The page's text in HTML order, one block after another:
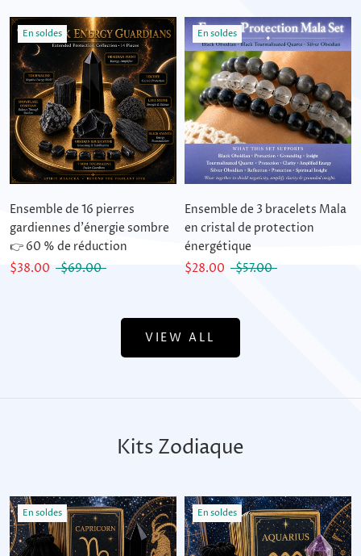
En soldes
Ensemble de 16 pierres
gardiennes d'énergie sombre
👉 60 % de réduction
$38.00
$69.00
En soldes
Ensemble de 3 bracelets Mala
en cristal de protection
énergétique
$28.00
$57.00
VIEW ALL
Kits Zodiaque
En soldes En soldes